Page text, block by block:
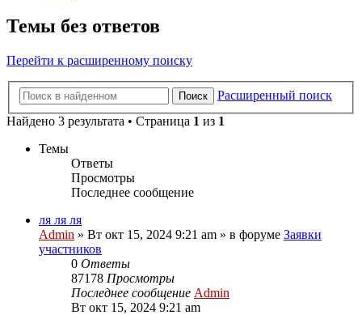
Темы без ответов
Перейти к расширенному поиску
Поиск
Расширенный поиск
Найдено 3 результата • Страница 1 из 1
Темы
Ответы
Просмотры
Последнее сообщение
ля ля ля
Admin » Вт окт 15, 2024 9:21 am » в форуме Заявки
участников
0 Ответы
87178 Просмотры
Последнее сообщение Admin
Вт окт 15, 2024 9:21 am